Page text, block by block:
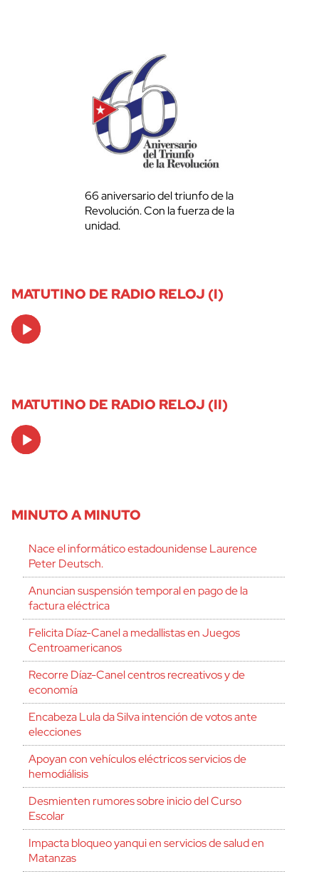
66 aniversario del triunfo de la
Revolución. Con la fuerza de la
unidad.
MATUTINO DE RADIO RELOJ (I)
Audio
Player
MATUTINO DE RADIO RELOJ (II)
Audio
Player
MINUTO A MINUTO
Nace el informático estadounidense Laurence
Peter Deutsch.
Anuncian suspensión temporal en pago de la
factura eléctrica
Felicita Díaz-Canel a medallistas en Juegos
Centroamericanos
Recorre Díaz-Canel centros recreativos y de
economía
Encabeza Lula da Silva intención de votos ante
elecciones
Apoyan con vehículos eléctricos servicios de
hemodiálisis
Desmienten rumores sobre inicio del Curso
Escolar
Impacta bloqueo yanqui en servicios de salud en
Matanzas